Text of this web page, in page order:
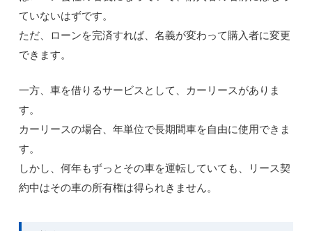
ていないはずです。
ただ、ローンを完済すれば、名義が変わって購入者に変更
できます。
一方、車を借りるサービスとして、カーリースがありま
す。
カーリースの場合、年単位で長期間車を自由に使用できま
す。
しかし、何年もずっとその車を運転していても、リース契
約中はその車の所有権は得られきません。